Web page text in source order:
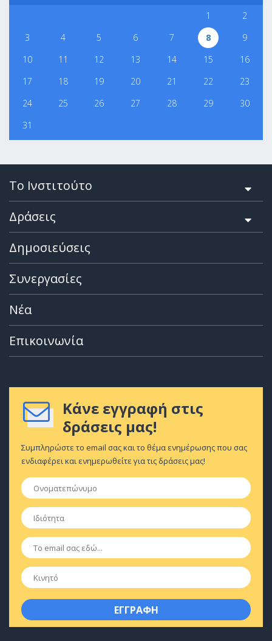
1
2
3
4 5 6 7 8
9
10
11 12 13 14 15
16
17
18 19 20 21 22
23
24
25 26 27 28 29
30
31
Το Ινστιτούτο
Δράσεις
Δημοσιεύσεις
Συνεργασίες
Νέα
Επικοινωνία
Κάνε εγγραφή στις
δράσεις μας!
Συμπληρώστε το email σας και το θέμα ενημέρωσης που σας
ενδιαφέρει και ενημερωθείτε για τις δράσεις μας!
Ονοματεπώνυμο
Ιδιότητα
Email
Κινητό